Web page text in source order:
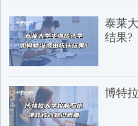
泰莱
结果?
博特